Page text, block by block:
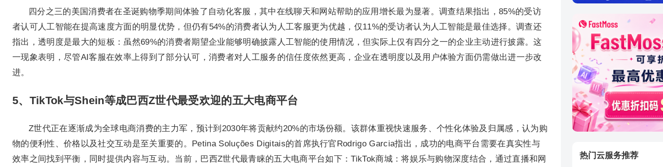
四分之三的美国消费者在圣诞购物季期间体验了自动化客服，其中在线聊天和网站帮助的应用增长最为显著。调查结果指出，85%的受访
者认可人工智能在提高速度方面的明显优势，但仍有54%的消费者认为人工客服更为优越，仅11%的受访者认为人工智能是最佳选择。调查还
指出，透明度是最大的短板：虽然69%的消费者期望企业能够明确披露人工智能的使用情况，但实际上仅有四分之一的企业主动进行披露。这
一现象表明，尽管AI客服在效率上得到了部分认可，消费者对人工服务的信任度依然更高，企业在透明度以及用户体验方面仍需做出进一步改
进。
5、TikTok与Shein等成巴西Z世代最受欢迎的五大电商平台
Z世代正在逐渐成为全球电商消费的主力军，预计到2030年将贡献约20%的市场份额。该群体重视快速服务、个性化体验及归属感，认为购
物的便利性、价格以及社交互动是至关重要的。Petina Soluções Digitais的首席执行官Rodrigo Garcia指出，成功的电商平台需要在真实性与
效率之间找到平衡，同时提供内容与互动。当前，巴西Z世代最青睐的五大电商平台如下：TikTok商城：将娱乐与购物深度结合，通过直播和网
热门云服务推荐